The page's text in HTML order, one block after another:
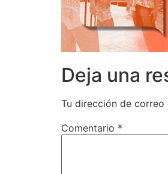
Deja una
Tu dirección de
Comentario *